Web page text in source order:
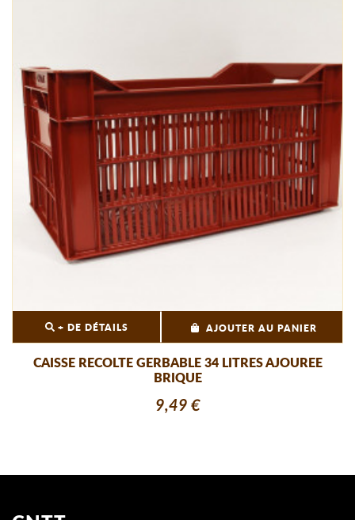
+ DE DÉTAILS AJOUTER AU PANIER
CAISSE RECOLTE GERBABLE 34 LITRES AJOUREE
BRIQUE
9,49 €